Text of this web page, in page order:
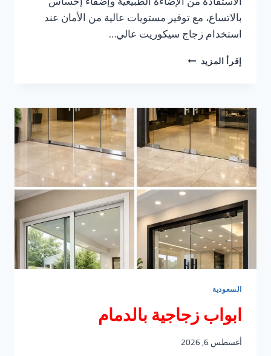
بالاتساع، مع توفير مستويات عالية من الأمان عند
استخدام زجاج سيكوريت عالي…
إقرأ المزيد باب
السعودية
السعودية
ابواب زجاجية بالدمام
أغسطس 6, 2026